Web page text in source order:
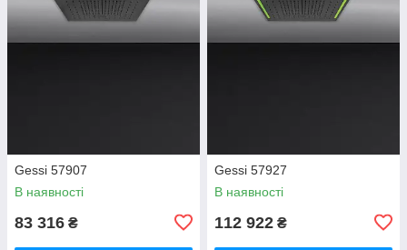
Gessi 57907
В наявності
83 316 ₴
Gessi 57927
В наявності
112 922 ₴